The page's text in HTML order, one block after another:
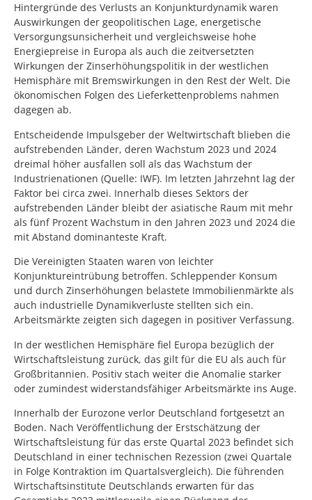
Hintergründe des Verlusts an Konjunkturdynamik waren
Auswirkungen der geopolitischen Lage, energetische
Versorgungsunsicherheit und vergleichsweise hohe
Energiepreise in Europa als auch die zeitversetzten
Wirkungen der Zinserhöhungspolitik in der westlichen
Hemisphäre mit Bremswirkungen in den Rest der Welt. Die
ökonomischen Folgen des Lieferkettenproblems nahmen
dagegen ab.
Entscheidende Impulsgeber der Weltwirtschaft blieben die
aufstrebenden Länder, deren Wachstum 2023 und 2024
dreimal höher ausfallen soll als das Wachstum der
Industrienationen (Quelle: IWF). Im letzten Jahrzehnt lag der
Faktor bei circa zwei. Innerhalb dieses Sektors der
aufstrebenden Länder bleibt der asiatische Raum mit mehr
als fünf Prozent Wachstum in den Jahren 2023 und 2024 die
mit Abstand dominanteste Kraft.
Die Vereinigten Staaten waren von leichter
Konjunktureintrübung betroffen. Schleppender Konsum
und durch Zinserhöhungen belastete Immobilienmärkte als
auch industrielle Dynamikverluste stellten sich ein.
Arbeitsmärkte zeigten sich dagegen in positiver Verfassung.
In der westlichen Hemisphäre fiel Europa bezüglich der
Wirtschaftsleistung zurück, das gilt für die EU als auch für
Großbritannien. Positiv stach weiter die Anomalie starker
oder zumindest widerstandsfähiger Arbeitsmärkte ins Auge.
Innerhalb der Eurozone verlor Deutschland fortgesetzt an
Boden. Nach Veröffentlichung der Erstschätzung der
Wirtschaftsleistung für das erste Quartal 2023 befindet sich
Deutschland in einer technischen Rezession (zwei Quartale
in Folge Kontraktion im Quartalsvergleich). Die führenden
Wirtschaftsinstitute Deutschlands erwarten für das